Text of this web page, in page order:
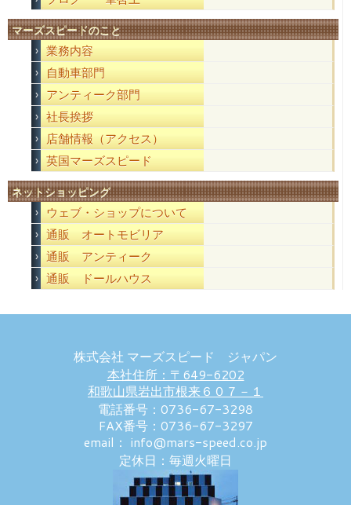
マーズスピードのこと
業務内容
自動車部門
アンティーク部門
社長挨拶
店舗情報（アクセス）
英国マーズスピード
ネットショッピング
ウェブ・ショップについて
通販 オートモビリア
通販 アンティーク
通販 ドールハウス
株式会社 マーズスピード ジャパン
本社住所：〒649-6202
和歌山県岩出市根来６０７－１
電話番号：0736-67-3298
FAX番号：0736-67-3297
email： info@mars-speed.co.jp
定休日：毎週火曜日